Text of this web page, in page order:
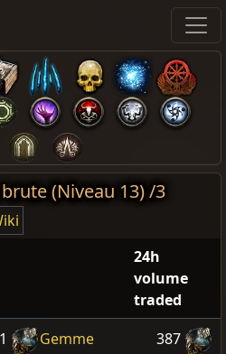
(Niveau 13) /3
24h
volume
traded
1
Gemme
387